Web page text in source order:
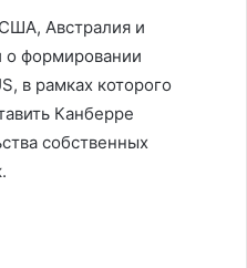
Австралия и
о формировании
в рамках которого
Канберре
собственных